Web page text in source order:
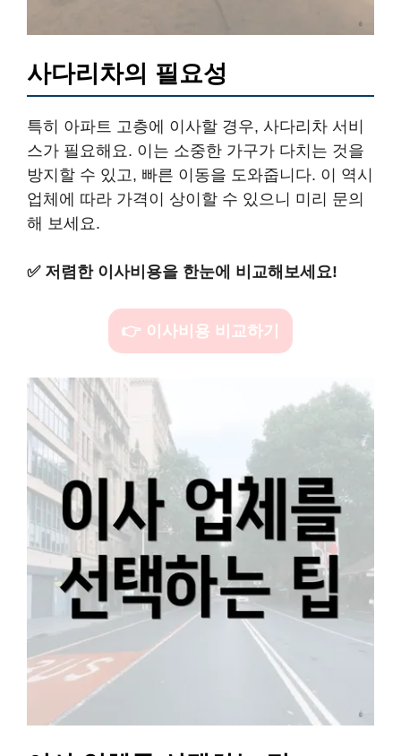
사다리차의 필요성
특히 아파트 고층에 이사할 경우, 사다리차 서비
스가 필요해요. 이는 소중한 가구가 다치는 것을
방지할 수 있고, 빠른 이동을 도와줍니다. 이 역시
업체에 따라 가격이 상이할 수 있으니 미리 문의
해 보세요.
✅ 저렴한 이사비용을 한눈에 비교해보세요!
👉 이사비용 비교하기